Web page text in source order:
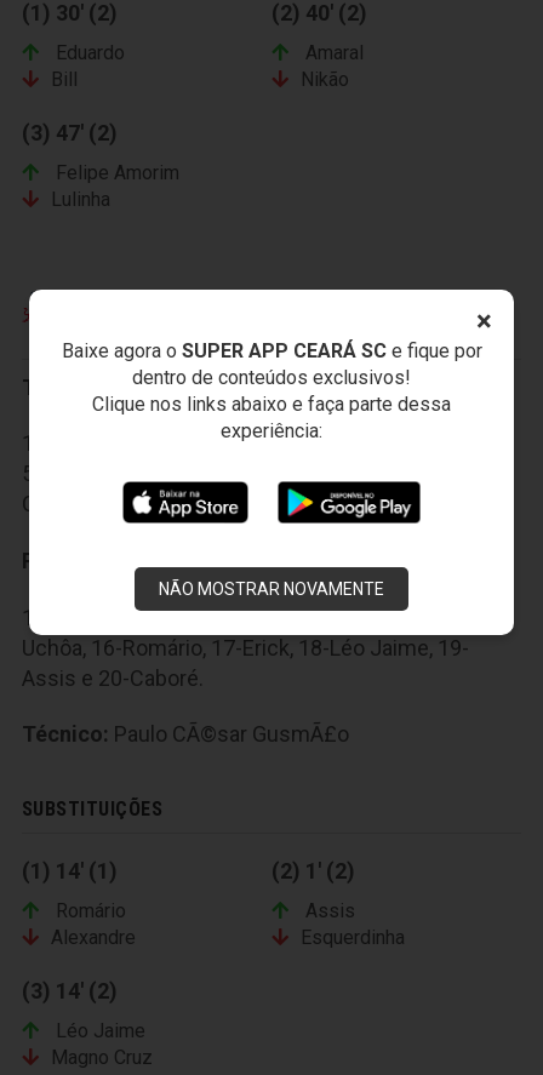
×
Baixe agora o SUPER APP CEARÁ SCe fique por
dentro de conteúdos exclusivos!
Clique nos links abaixo e faça parte dessa
experiência:
NÃO MOSTRAR NOVAMENTE
(1) 30' (2)
Eduardo
Bill
(2) 40' (2)
Amaral
Nikão
(3) 47' (2)
Felipe Amorim
Lulinha
Titulares:
1-Matheus, 2-Samuel Santos, 3-Yago, 4-Alexandre,
5-Tobi, 6-Bruno Recife, 7-Esquerdinha, 8-Magno
Cruz, 9-Mota, 10-Sandro e 11-Antônio Flávio.
Reservas:
12-Wilson Júnior, 13-Robertinho, 14-Magal, 15-
Uchôa, 16-Romário, 17-Erick, 18-Léo Jaime, 19-
Assis e 20-Caboré.
Técnico: Paulo CÃ©sar GusmÃ£o
SUBSTITUIÇÕES
(1) 14' (1)
Romário
Alexandre
(2) 1' (2)
Assis
Esquerdinha
(3) 14' (2)
Léo Jaime
Magno Cruz